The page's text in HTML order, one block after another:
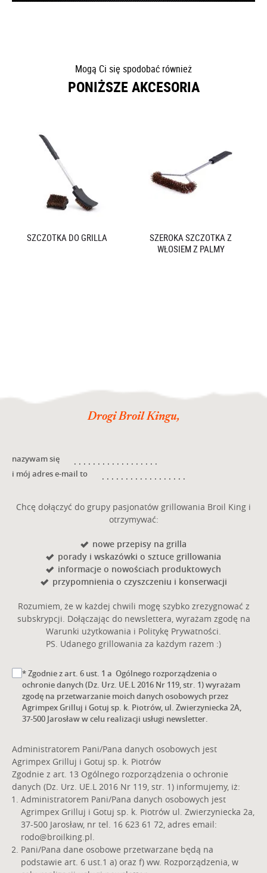
Mogą Ci się spodobać również
PONIŻSZE AKCESORIA
SZCZOTKA DO GRILLA
SZEROKA SZCZOTKA Z
WŁOSIEM Z PALMY
Drogi Broil Kingu,
nazywam się
i mój adres e-mail to
Chcę dołączyć do grupy pasjonatów grillowania Broil King i
otrzymywać:
nowe przepisy na grilla
porady i wskazówki o sztuce grillowania
informacje o nowościach produktowych
przypomnienia o czyszczeniu i konserwacji
Rozumiem, że w każdej chwili mogę szybko zrezygnować z
subskrypcji. Dołączając do newslettera, wyrażam zgodę na
Warunki użytkowania i Politykę Prywatności.
PS. Udanego grillowania za każdym razem :)
* Zgodnie z art. 6 ust. 1 a Ogólnego rozporządzenia o
ochronie danych (Dz. Urz. UE.L 2016 Nr 119, str. 1) wyrażam
zgodę na przetwarzanie moich danych osobowych przez
Agrimpex Grilluj i Gotuj sp. k. Piotrów, ul. Zwierzyniecka 2A,
37-500 Jarosław w celu realizacji usługi newsletter.
Administratorem Pani/Pana danych osobowych jest
Agrimpex Grilluj i Gotuj sp. k. Piotrów
Zgodnie z art. 13 Ogólnego rozporządzenia o ochronie
danych (Dz. Urz. UE.L 2016 Nr 119, str. 1) informujemy, iż:
Administratorem Pani/Pana danych osobowych jest
Agrimpex Grilluj i Gotuj sp. k. Piotrów ul. Zwierzyniecka 2a,
37-500 Jarosław, nr tel. 16 623 61 72, adres email:
rodo@broilking.pl.
Pani/Pana dane osobowe przetwarzane będą na
podstawie art. 6 ust.1 a) oraz f) ww. Rozporządzenia, w